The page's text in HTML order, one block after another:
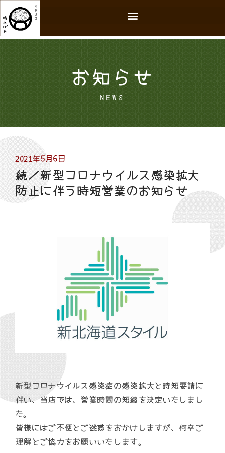
お知らせ
NEWS
2021年5月6日
続／新型コロナウイルス感染拡大
防止に伴う時短営業のお知らせ
新型コロナウイルス感染症の感染拡大と時短要請に
伴い、当店では、営業時間の短縮を決定いたしまし
た。
皆様にはご不便とご迷惑をおかけしますが、何卒ご
理解とご協力をお願いいたします。